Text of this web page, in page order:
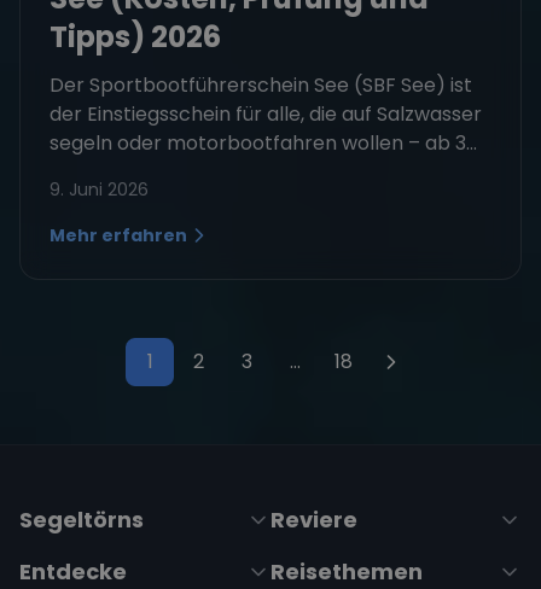
Tipps) 2026
Der Sportbootführerschein See (SBF See) ist
der Einstiegsschein für alle, die auf Salzwasser
segeln oder motorbootfahren wollen – ab 3...
9. Juni 2026
Mehr erfahren
Seitennummerierung der
1 2 3 … 18
Segeltörns
Reviere
Entdecke
Reisethemen